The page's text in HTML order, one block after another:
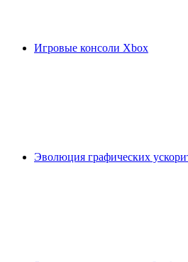
Игровые консоли Xbox
Эволюция графических